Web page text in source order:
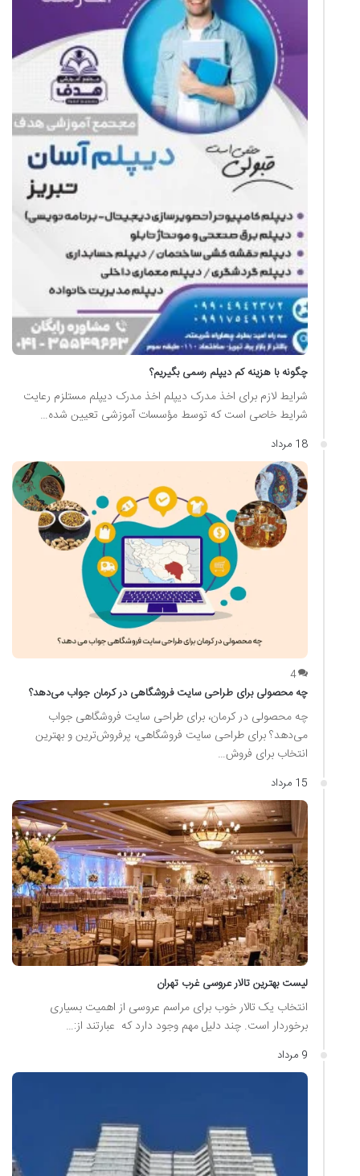
چگونه با هزینه کم دیپلم رسمی بگیریم؟
شرایط لازم برای اخذ مدرک دیپلم اخذ مدرک دیپلم مستلزم رعایت
شرایط خاصی است که توسط مؤسسات آموزشی تعیین شده…
18 مرداد
4
چه محصولی برای طراحی سایت فروشگاهی در کرمان جواب می‌دهد؟
چه محصولی در کرمان، برای طراحی سایت فروشگاهی جواب
می‌دهد؟ برای طراحی سایت فروشگاهی، پرفروش‌ترین و بهترین
انتخاب برای فروش…
15 مرداد
لیست بهترین تالار عروسی غرب تهران
انتخاب یک تالار خوب برای مراسم عروسی از اهمیت بسیاری
برخوردار است. چند دلیل مهم وجود دارد که عبارتند از:…
9 مرداد